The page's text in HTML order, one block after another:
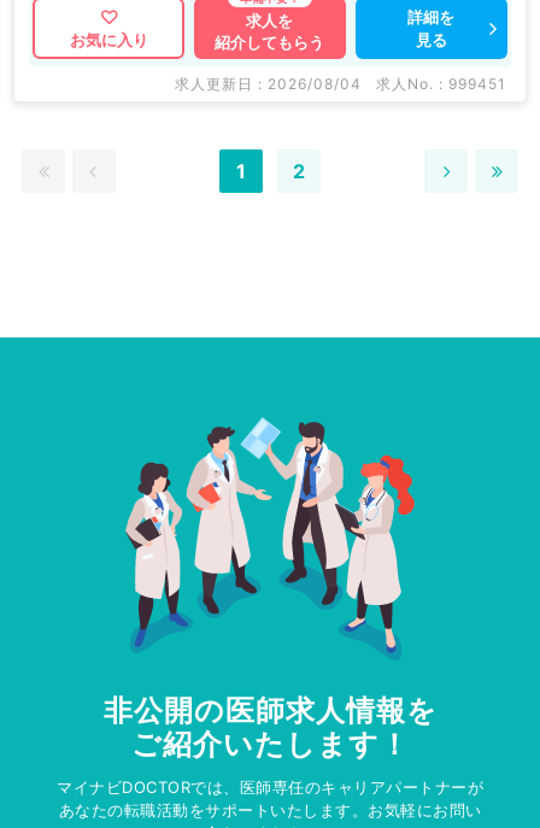
お気に入り
求人を
紹介してもらう
詳細を
見る
求人更新日 : 2026/08/04 求人No. : 999451
1 2
非公開の医師求人情報を
ご紹介いたします！
マイナビDOCTORでは、医師専任のキャリアパートナーが
あなたの転職活動をサポートいたします。お気軽にお問い